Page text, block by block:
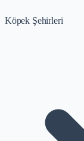
Köpek Şehirleri